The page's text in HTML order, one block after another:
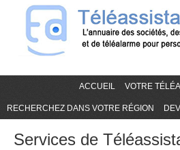
ACCUEIL VOTRE
RECHERCHEZ DANS VOTRE RÉGION
Services de